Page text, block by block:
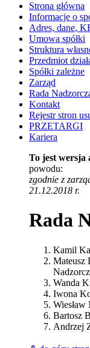
Strona główna
Informacje o
Adres, dane,
Umowa spółki
Struktura
Przedmiot
Spółki zależne
Zarząd
Rada
Kontakt
Rejestr stron
PRZETARGI
Kariera
To jest wersja
powodu:
zgodnie z
21.12.2018 r.
Rada
Kamil
Mateusz
Wanda
Iwona
Wiesław
Bartosz
Andrzej